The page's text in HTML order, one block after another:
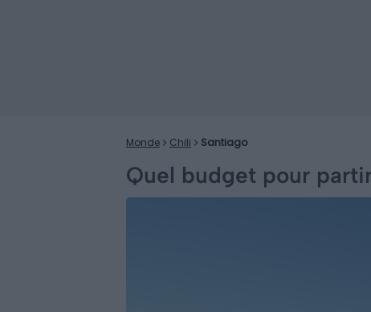
Monde Chili Santiago
Quel budget pour